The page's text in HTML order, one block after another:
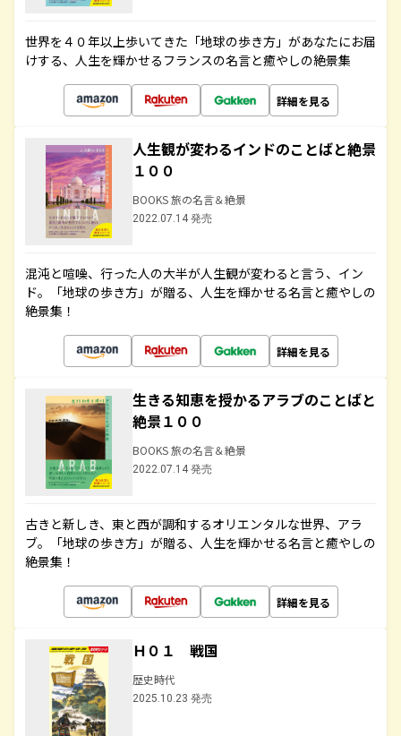
世界を４０年以上歩いてきた「地球の歩き方」があなたにお届
けする、人生を輝かせるフランスの名言と癒やしの絶景集
詳細を見る
人生観が変わるインドのことばと絶景
１００
BOOKS 旅の名言＆絶景
2022.07.14 発売
混沌と喧噪、行った人の大半が人生観が変わると言う、イン
ド。「地球の歩き方」が贈る、人生を輝かせる名言と癒やしの
絶景集！
詳細を見る
生きる知恵を授かるアラブのことばと
絶景１００
BOOKS 旅の名言＆絶景
2022.07.14 発売
古きと新しき、東と西が調和するオリエンタルな世界、アラ
ブ。「地球の歩き方」が贈る、人生を輝かせる名言と癒やしの
絶景集！
詳細を見る
Ｈ０１ 戦国
歴史時代
2025.10.23 発売